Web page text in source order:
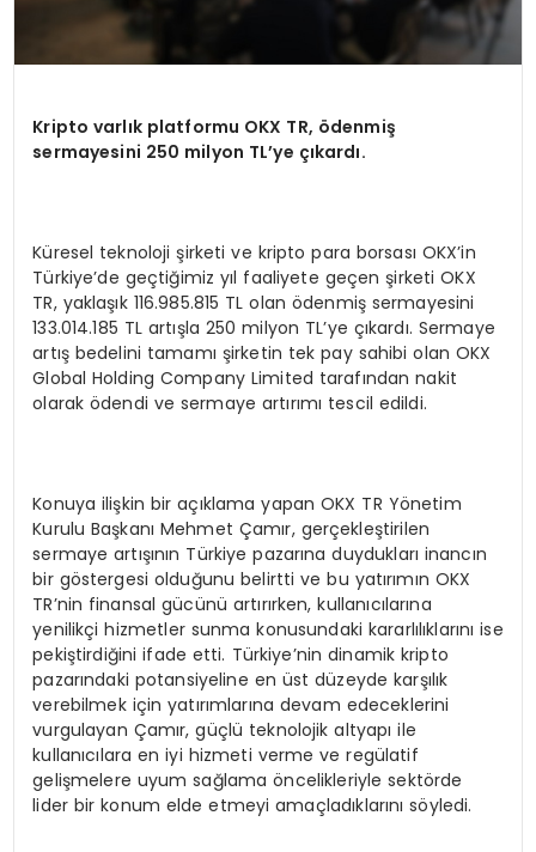
Kripto varlık platformu OKX TR, ödenmiş
sermayesini 250 milyon TL’ye çıkardı.
Küresel teknoloji şirketi ve kripto para borsası OKX’in
Türkiye’de geçtiğimiz yıl faaliyete geçen şirketi OKX
TR, yaklaşık 116.985.815 TL olan ödenmiş sermayesini
133.014.185 TL artışla 250 milyon TL’ye çıkardı. Sermaye
artış bedelini tamamı şirketin tek pay sahibi olan OKX
Global Holding Company Limited tarafından nakit
olarak ödendi ve sermaye artırımı tescil edildi.
Konuya ilişkin bir açıklama yapan OKX TR Yönetim
Kurulu Başkanı Mehmet Çamır, gerçekleştirilen
sermaye artışının Türkiye pazarına duydukları inancın
bir göstergesi olduğunu belirtti ve bu yatırımın OKX
TR’nin finansal gücünü artırırken, kullanıcılarına
yenilikçi hizmetler sunma konusundaki kararlılıklarını ise
pekiştirdiğini ifade etti. Türkiye’nin dinamik kripto
pazarındaki potansiyeline en üst düzeyde karşılık
verebilmek için yatırımlarına devam edeceklerini
vurgulayan Çamır, güçlü teknolojik altyapı ile
kullanıcılara en iyi hizmeti verme ve regülatif
gelişmelere uyum sağlama öncelikleriyle sektörde
lider bir konum elde etmeyi amaçladıklarını söyledi.